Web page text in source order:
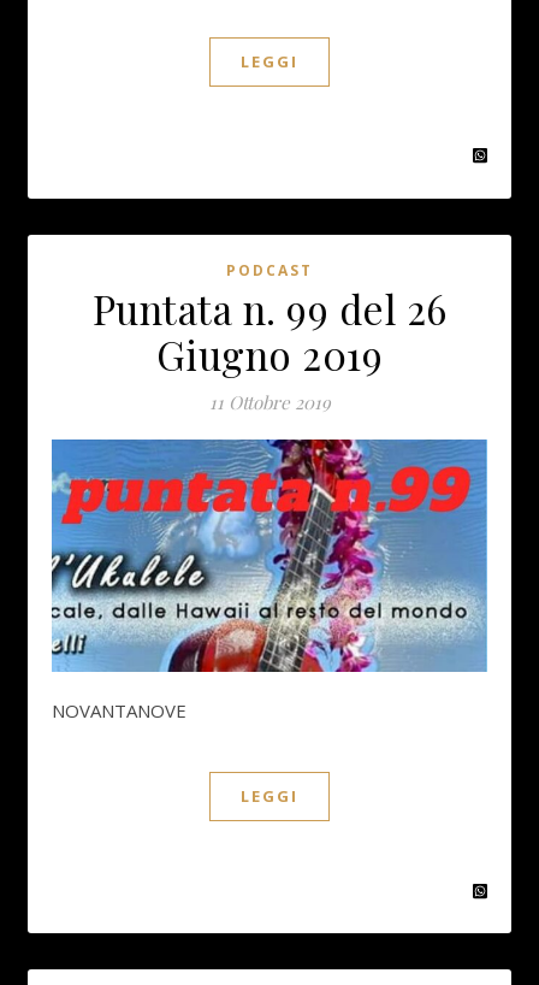
LEGGI
PODCAST
Puntata n. 99 del 26
Giugno 2019
11 Ottobre 2019
NOVANTANOVE
LEGGI